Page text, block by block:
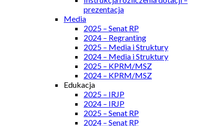
prezentacja
Media
2025 – Senat RP
2024 – Regranting
2025 – Media i Struktury
2024 – Media i Struktury
2025 – KPRM/MSZ
2024 – KPRM/MSZ
Edukacja
2025 – IRJP
2024 – IRJP
2025 – Senat RP
2024 – Senat RP